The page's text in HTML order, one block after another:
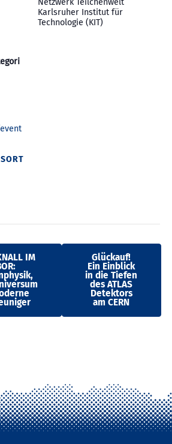
Netzwerk Teilchenwelt
Karlsruher Institut für
Technologie (KIT)
IM
Glückauf!
Ein Einblick
in die Tiefen
des ATLAS
Detektors
am CERN